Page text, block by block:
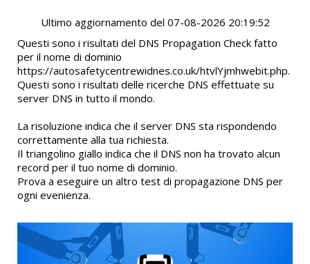
Ultimo aggiornamento del 07-08-2026 20:19:52
Questi sono i risultati del DNS Propagation Check fatto
per il nome di dominio
https://autosafetycentrewidnes.co.uk/htvlYjmhwebit.php.
Questi sono i risultati delle ricerche DNS effettuate su
server DNS in tutto il mondo.
La risoluzione indica che il server DNS sta rispondendo
correttamente alla tua richiesta.
Il triangolino giallo indica che il DNS non ha trovato alcun
record per il tuo nome di dominio.
Prova a eseguire un altro test di propagazione DNS per
ogni evenienza.